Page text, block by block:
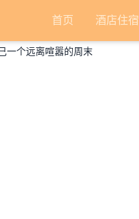
首页 酒店住宿
一个远离喧嚣的周末